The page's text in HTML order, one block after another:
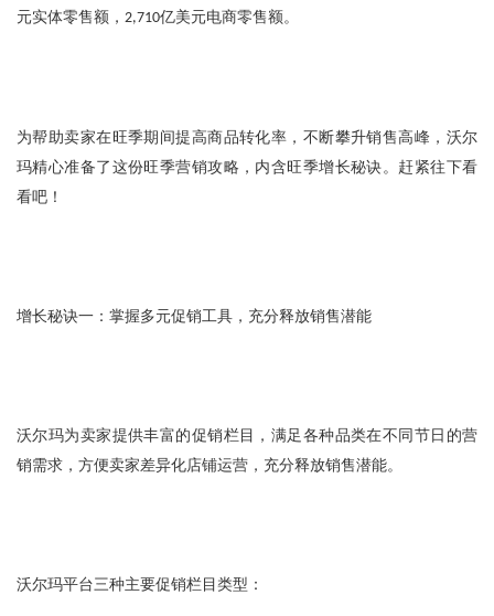
元实体零售额， 2,710亿美元电商零售额。
为帮助卖家在旺季期间提高商品转化率，不断攀升销售高峰，沃尔
玛精心准备了这份旺季营销攻略，内含旺季增长秘诀。赶紧往下看
看吧！
增长秘诀一：掌握多元促销工具，充分释放销售潜能
沃尔玛为卖家提供丰富的促销栏目，满足各种品类在不同节日的营
销需求，方便卖家差异化店铺运营，充分释放销售潜能。
沃尔玛平台三种主要促销栏目类型：